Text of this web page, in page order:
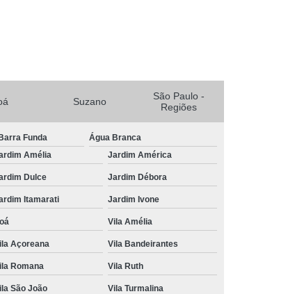
Tratamento para Crescer o Cabelo
Tratamento Capilar para Queda de Cabelo
Natural para Queda de Cabelo
Tratamento para Queda Capilar
para Queda de Cabelo Feminino
para Queda de Cabelo Masculino
Mogi das Cruzes
de Cabelo Suzano
Suzano
São Paulo -
Regiões
Funda
Água Branca
Amélia Jardim América
Dulce Jardim Débora
Itamarati Jardim Ivone
Vila Amélia
Açoreana Vila Bandeirantes
Romana Vila Ruth
São João Vila Turmalina